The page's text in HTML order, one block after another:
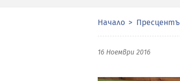
Начало
16 Ноември 2016